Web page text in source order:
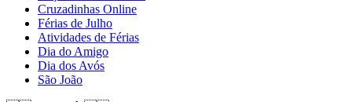
Cruzadinhas Online
Férias de Julho
Atividades de Férias
Dia do Amigo
Dia dos Avós
São João